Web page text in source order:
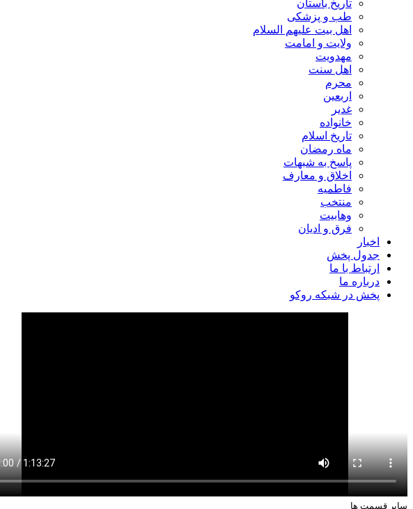
تاریخ باستان
طب و پزشکی
اهل بیت علیهم السلام
ولایت و امامت
مهدویت
اهل سنت
محرم
اربعین
غدیر
خانواده
تاریخ اسلام
ماه رمضان
پاسخ به شبهات
اخلاق و معارف
فاطمیه
منتخب
وهابیت
فرق و ادیان
اخبار
جدول پخش
ارتباط با ما
درباره ما
پخش در شبکه روکو
سایر قسمت ها